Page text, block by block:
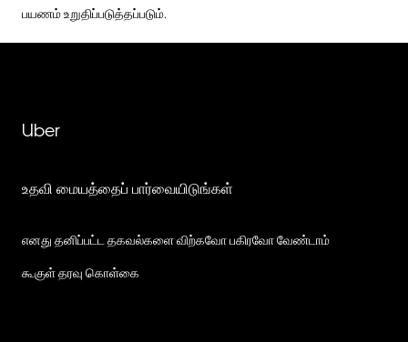
பயணம் உறுதிப்படுத்தப்படும்.
Uber
உதவி மையத்தைப் பார்வையிடுங்கள்
எனது தனிப்பட்ட தகவல்களை விற்கவோ பகிரவோ வேண்டாம்
கூகுள் தரவு கொள்கை